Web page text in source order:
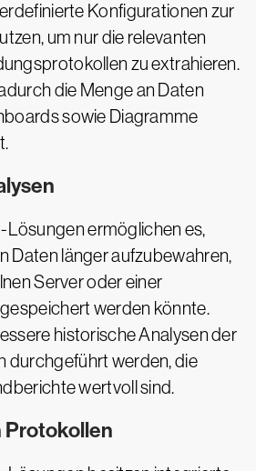
Konfigurationen zur
um nur die relevanten
zu extrahieren.
die Menge an Daten
sowie Diagramme
ermöglichen es,
Daten länger aufzubewahren,
Server oder einer
werden könnte.
historische Analysen der
durchgeführt werden, die
wertvoll sind.
Protokollen